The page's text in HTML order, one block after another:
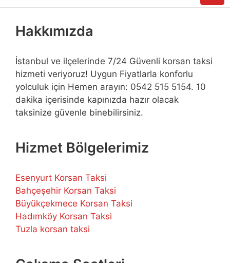
Hakkımızda
İstanbul ve ilçelerinde 7/24 Güvenli korsan taksi
hizmeti veriyoruz! Uygun Fiyatlarla konforlu
yolculuk için Hemen arayın: 0542 515 5154. 10
dakika içerisinde kapınızda hazır olacak
taksinize güvenle binebilirsiniz.
Hizmet Bölgelerimiz
Esenyurt Korsan Taksi
Bahçeşehir Korsan Taksi
Büyükçekmece Korsan Taksi
Hadımköy Korsan Taksi
Tuzla korsan taksi